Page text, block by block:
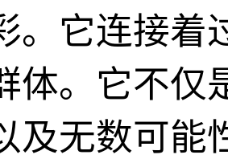
。它连接着
体。它不仅
及无数可能